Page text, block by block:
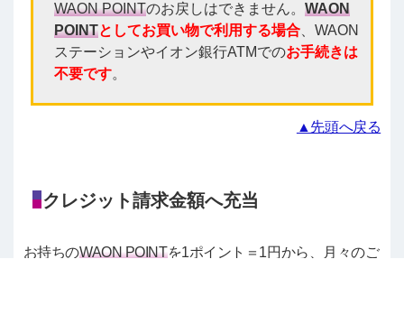
WAON POINTのお戻しはできません。 WAON
POINTとしてお買い物で利用する場合、WAON
ステーションやイオン銀行ATMでのお手続きは
不要です。
▲先頭へ戻る
クレジット請求金額へ充当
お持ちのWAON POINTを1ポイント＝1円から、月々のご